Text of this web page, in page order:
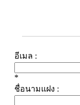
อีเมล :
*
ชื่อนามแฝง :